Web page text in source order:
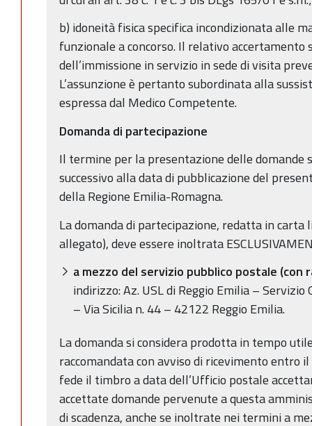
b) idoneità fisica specifica incondizionata alle
funzionale a concorso. Il relativo
dell’immissione in servizio in sede di visita
L’assunzione è pertanto subordinata alla
espressa dal Medico Competente.
Domanda di partecipazione
Il termine per la presentazione delle domande
successivo alla data di pubblicazione del
della Regione Emilia-Romagna.
La domanda di partecipazione, redatta in carta
allegato), deve essere inoltrata
a mezzo del servizio pubblico postale (con
indirizzo: Az. USL di Reggio Emilia –
– Via Sicilia n. 44 – 42122 Reggio Emilia.
La domanda si considera prodotta in tempo
raccomandata con avviso di ricevimento entro
fede il timbro a data dell’Ufficio postale
accettate domande pervenute a questa
di scadenza, anche se inoltrate nei termini a